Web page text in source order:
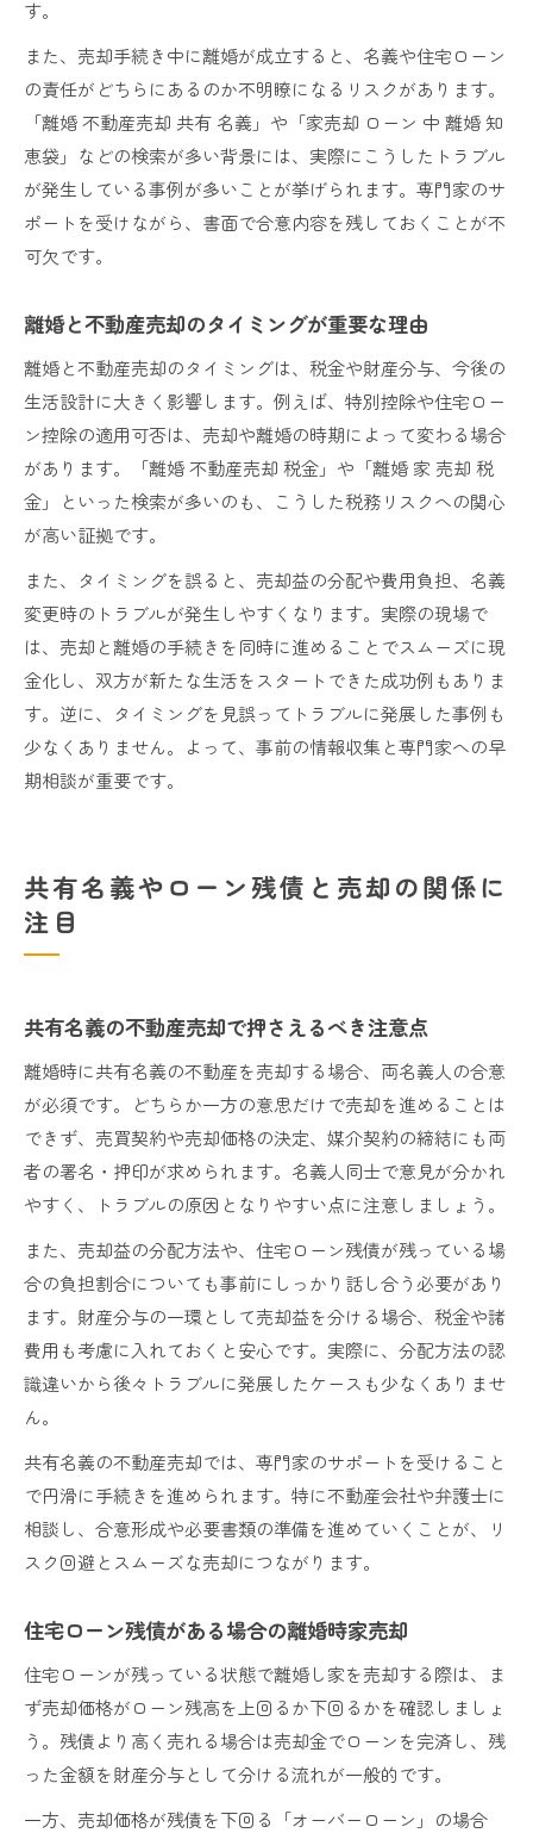
す。
また、売却手続き中に離婚が成立すると、名義や住宅ローン
の責任がどちらにあるのか不明瞭になるリスクがあります。
「離婚 不動産売却 共有 名義」や「家売却 ローン 中 離婚 知
恵袋」などの検索が多い背景には、実際にこうしたトラブル
が発生している事例が多いことが挙げられます。専門家のサ
ポートを受けながら、書面で合意内容を残しておくことが不
可欠です。
離婚と不動産売却のタイミングが重要な理由
離婚と不動産売却のタイミングは、税金や財産分与、今後の
生活設計に大きく影響します。例えば、特別控除や住宅ロー
ン控除の適用可否は、売却や離婚の時期によって変わる場合
があります。「離婚 不動産売却 税金」や「離婚 家 売却 税
金」といった検索が多いのも、こうした税務リスクへの関心
が高い証拠です。
また、タイミングを誤ると、売却益の分配や費用負担、名義
変更時のトラブルが発生しやすくなります。実際の現場で
は、売却と離婚の手続きを同時に進めることでスムーズに現
金化し、双方が新たな生活をスタートできた成功例もありま
す。逆に、タイミングを見誤ってトラブルに発展した事例も
少なくありません。よって、事前の情報収集と専門家への早
期相談が重要です。
共有名義やローン残債と売却の関係に
注目
共有名義の不動産売却で押さえるべき注意点
離婚時に共有名義の不動産を売却する場合、両名義人の合意
が必須です。どちらか一方の意思だけで売却を進めることは
できず、売買契約や売却価格の決定、媒介契約の締結にも両
者の署名・押印が求められます。名義人同士で意見が分かれ
やすく、トラブルの原因となりやすい点に注意しましょう。
また、売却益の分配方法や、住宅ローン残債が残っている場
合の負担割合についても事前にしっかり話し合う必要があり
ます。財産分与の一環として売却益を分ける場合、税金や諸
費用も考慮に入れておくと安心です。実際に、分配方法の認
識違いから後々トラブルに発展したケースも少なくありませ
ん。
共有名義の不動産売却では、専門家のサポートを受けること
で円滑に手続きを進められます。特に不動産会社や弁護士に
相談し、合意形成や必要書類の準備を進めていくことが、リ
スク回避とスムーズな売却につながります。
住宅ローン残債がある場合の離婚時家売却
住宅ローンが残っている状態で離婚し家を売却する際は、ま
ず売却価格がローン残高を上回るか下回るかを確認しましょ
う。残債より高く売れる場合は売却金でローンを完済し、残
った金額を財産分与として分ける流れが一般的です。
一方、売却価格が残債を下回る「オーバーローン」の場合